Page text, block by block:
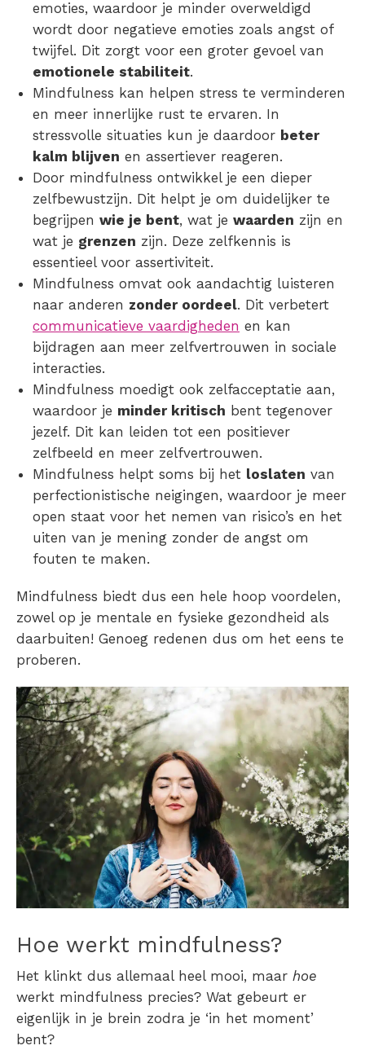
emoties, waardoor je minder overweldigd
wordt door negatieve emoties zoals angst of
twijfel. Dit zorgt voor een groter gevoel van
emotionele stabiliteit.
Mindfulness kan helpen stress te verminderen
en meer innerlijke rust te ervaren. In
stressvolle situaties kun je daardoor beter
kalm blijven en assertiever reageren.
Door mindfulness ontwikkel je een dieper
zelfbewustzijn. Dit helpt je om duidelijker te
begrijpen wie je bent, wat je waarden zijn en
wat je grenzen zijn. Deze zelfkennis is
essentieel voor assertiviteit.
Mindfulness omvat ook aandachtig luisteren
naar anderen zonder oordeel. Dit verbetert
communicatieve vaardigheden en kan
bijdragen aan meer zelfvertrouwen in sociale
interacties.
Mindfulness moedigt ook zelfacceptatie aan,
waardoor je minder kritisch bent tegenover
jezelf. Dit kan leiden tot een positiever
zelfbeeld en meer zelfvertrouwen.
Mindfulness helpt soms bij het loslaten van
perfectionistische neigingen, waardoor je meer
open staat voor het nemen van risico’s en het
uiten van je mening zonder de angst om
fouten te maken.
Mindfulness biedt dus een hele hoop voordelen,
zowel op je mentale en fysieke gezondheid als
daarbuiten! Genoeg redenen dus om het eens te
proberen.
Hoe werkt mindfulness?
Het klinkt dus allemaal heel mooi, maar hoe
werkt mindfulness precies? Wat gebeurt er
eigenlijk in je brein zodra je ‘in het moment’
bent?